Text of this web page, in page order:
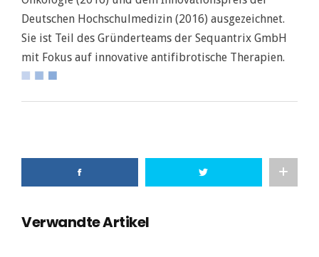
Deutschen Hochschulmedizin (2016) ausgezeichnet.
Sie ist Teil des Gründerteams der Sequantrix GmbH
mit Fokus auf innovative antifibrotische Therapien.
Verwandte Artikel